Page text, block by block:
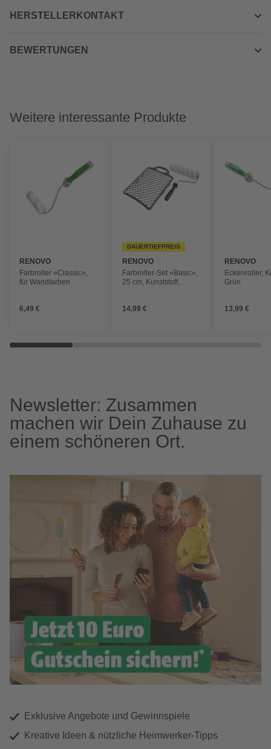
HERSTELLERKONTAKT
BEWERTUNGEN
Weitere interessante Produkte
RENOVO
Farbroller »Classic«,
für Wandfarben
6,49 €
DAUERTIEFPREIS
RENOVO
Farbroller-Set »Basic«,
25 cm, Kunststoff,
14,99 €
RENOVO
Eckenroller,
Grün
13,99 €
Newsletter: Zusammen
machen wir Dein Zuhause zu
einem schöneren Ort.
Exklusive Angebote und Gewinnspiele
Kreative Ideen & nützliche Heimwerker-Tipps